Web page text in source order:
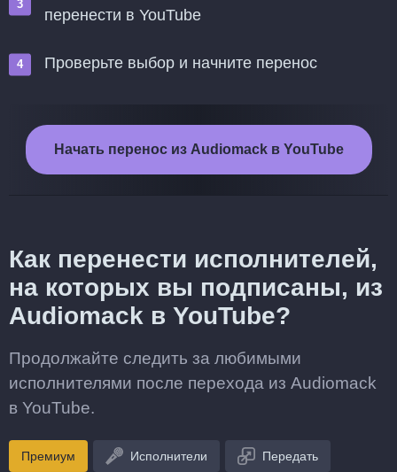
перенести в YouTube
Проверьте выбор и начните перенос
Начать перенос из Audiomack в YouTube
Как перенести исполнителей,
на которых вы подписаны, из
Audiomack в YouTube?
Продолжайте следить за любимыми
исполнителями после перехода из Audiomack
в YouTube.
Премиум Исполнители Передать